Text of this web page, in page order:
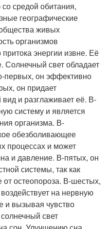
средой обитания,
географические
живых
организмов
энергии извне. Её
Солнечный свет обладает
первых, он эффективно
он придает
и разглаживает её. В-
систему и является
организма. В-
обезболивающее
процессах и может
и давление. В-пятых, он
системы, так как
остеопороза. В-шестых,
на нервную
и вызывая чувство
свет